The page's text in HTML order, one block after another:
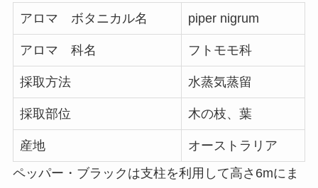
アロマ ボタニカル名 piper nigrum
アロマ 科名 フトモモ科
採取方法 水蒸気蒸留
採取部位 木の枝、葉
産地
オーストラリア
ペッパー・ブラックは支柱を利用して高さ6mにま